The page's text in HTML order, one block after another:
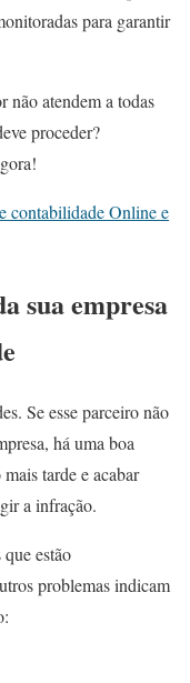
para garantir
não atendem a todas
proceder?
contabilidade Online e
sua empresa
Se esse parceiro não
há uma boa
tarde e acabar
a infração.
estão
problemas indicam